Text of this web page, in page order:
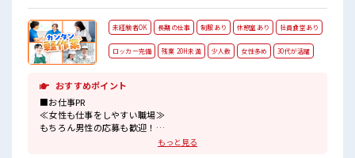
未経験者OK 長期の仕事 制服あり 休憩室あり 社員食堂あり
ロッカー完備 残業 20H未満 少人数 女性多め 30代が活躍
おすすめポイント
■お仕事PR
≪女性も仕事をしやすい職場≫
もちろん男性の応募も歓迎！
≪無理なくお給料に残業代を上乗せ≫
もっと見る